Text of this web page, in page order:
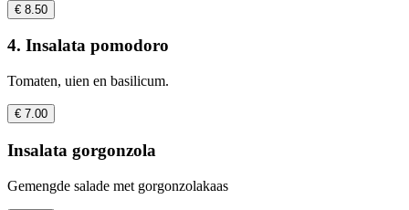
€ 8.50
4. Insalata pomodoro
Tomaten, uien en basilicum.
€ 7.00
Insalata gorgonzola
Gemengde salade met gorgonzolakaas